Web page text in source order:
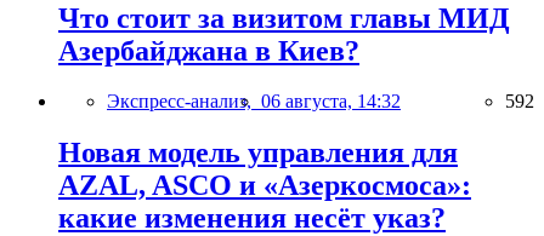
Что стоит за визитом главы МИД
Азербайджана в Киев?
Экспресс-анализ, 06 августа, 14:32 592
Новая модель управления для
AZAL, ASCO и «Азеркосмоса»:
какие изменения несёт указ?